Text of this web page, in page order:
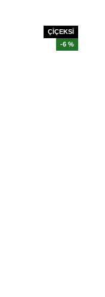
ÇİÇEKSİ
-6 %